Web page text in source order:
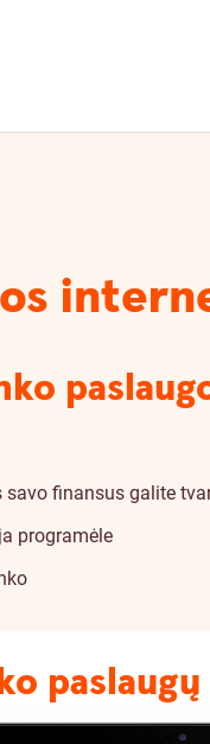
finansus galite
programėle